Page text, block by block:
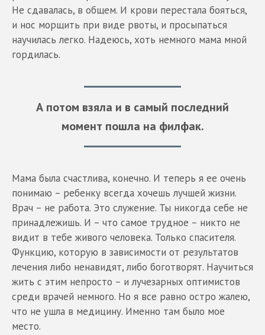
Не сдавалась, в общем. И крови перестала бояться,
и нос морщить при виде рвоты, и просыпаться
научилась легко. Надеюсь, хоть немного мама мной
гордилась.
А потом взяла и в самый последний
момент пошла на филфак.
Мама была счастлива, конечно. И теперь я ее очень
понимаю – ребенку всегда хочешь лучшей жизни.
Врач – не работа. Это служение. Ты никогда себе не
принадлежишь. И – что самое трудное – никто не
видит в тебе живого человека. Только спасителя.
Функцию, которую в зависимости от результатов
лечения либо ненавидят, либо боготворят. Научиться
жить с этим непросто – и лучезарных оптимистов
среди врачей немного. Но я все равно остро жалею,
что не ушла в медицину. Именно там было мое
место.